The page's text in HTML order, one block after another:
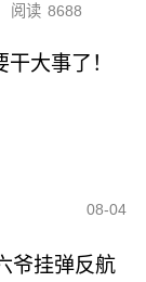
阅读 8688
大事了！
08-04
爷挂弹反航